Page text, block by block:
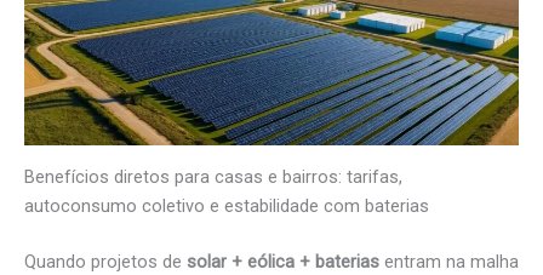
Benefícios diretos para casas e bairros: tarifas,
autoconsumo coletivo e estabilidade com baterias
Quando projetos de solar + eólica + baterias entram na malha